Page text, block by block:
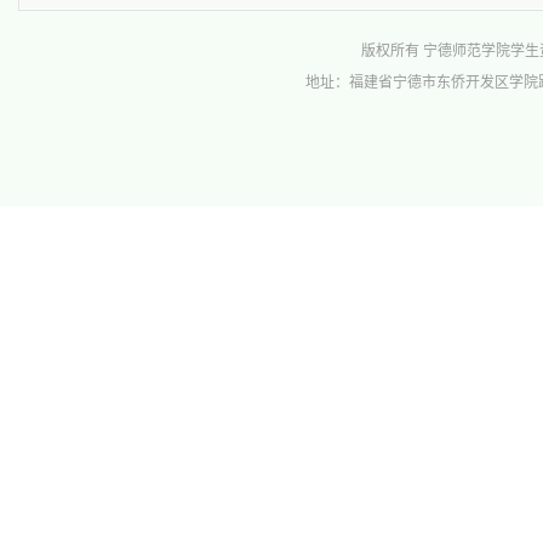
版权所有 宁德师范学院学生
地址：福建省宁德市东侨开发区学院